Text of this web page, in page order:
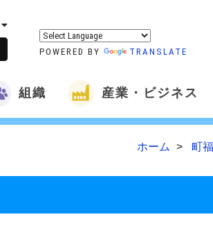
POWERED BY TRANSLATE
組織 産業・ビジネス
ホーム 町